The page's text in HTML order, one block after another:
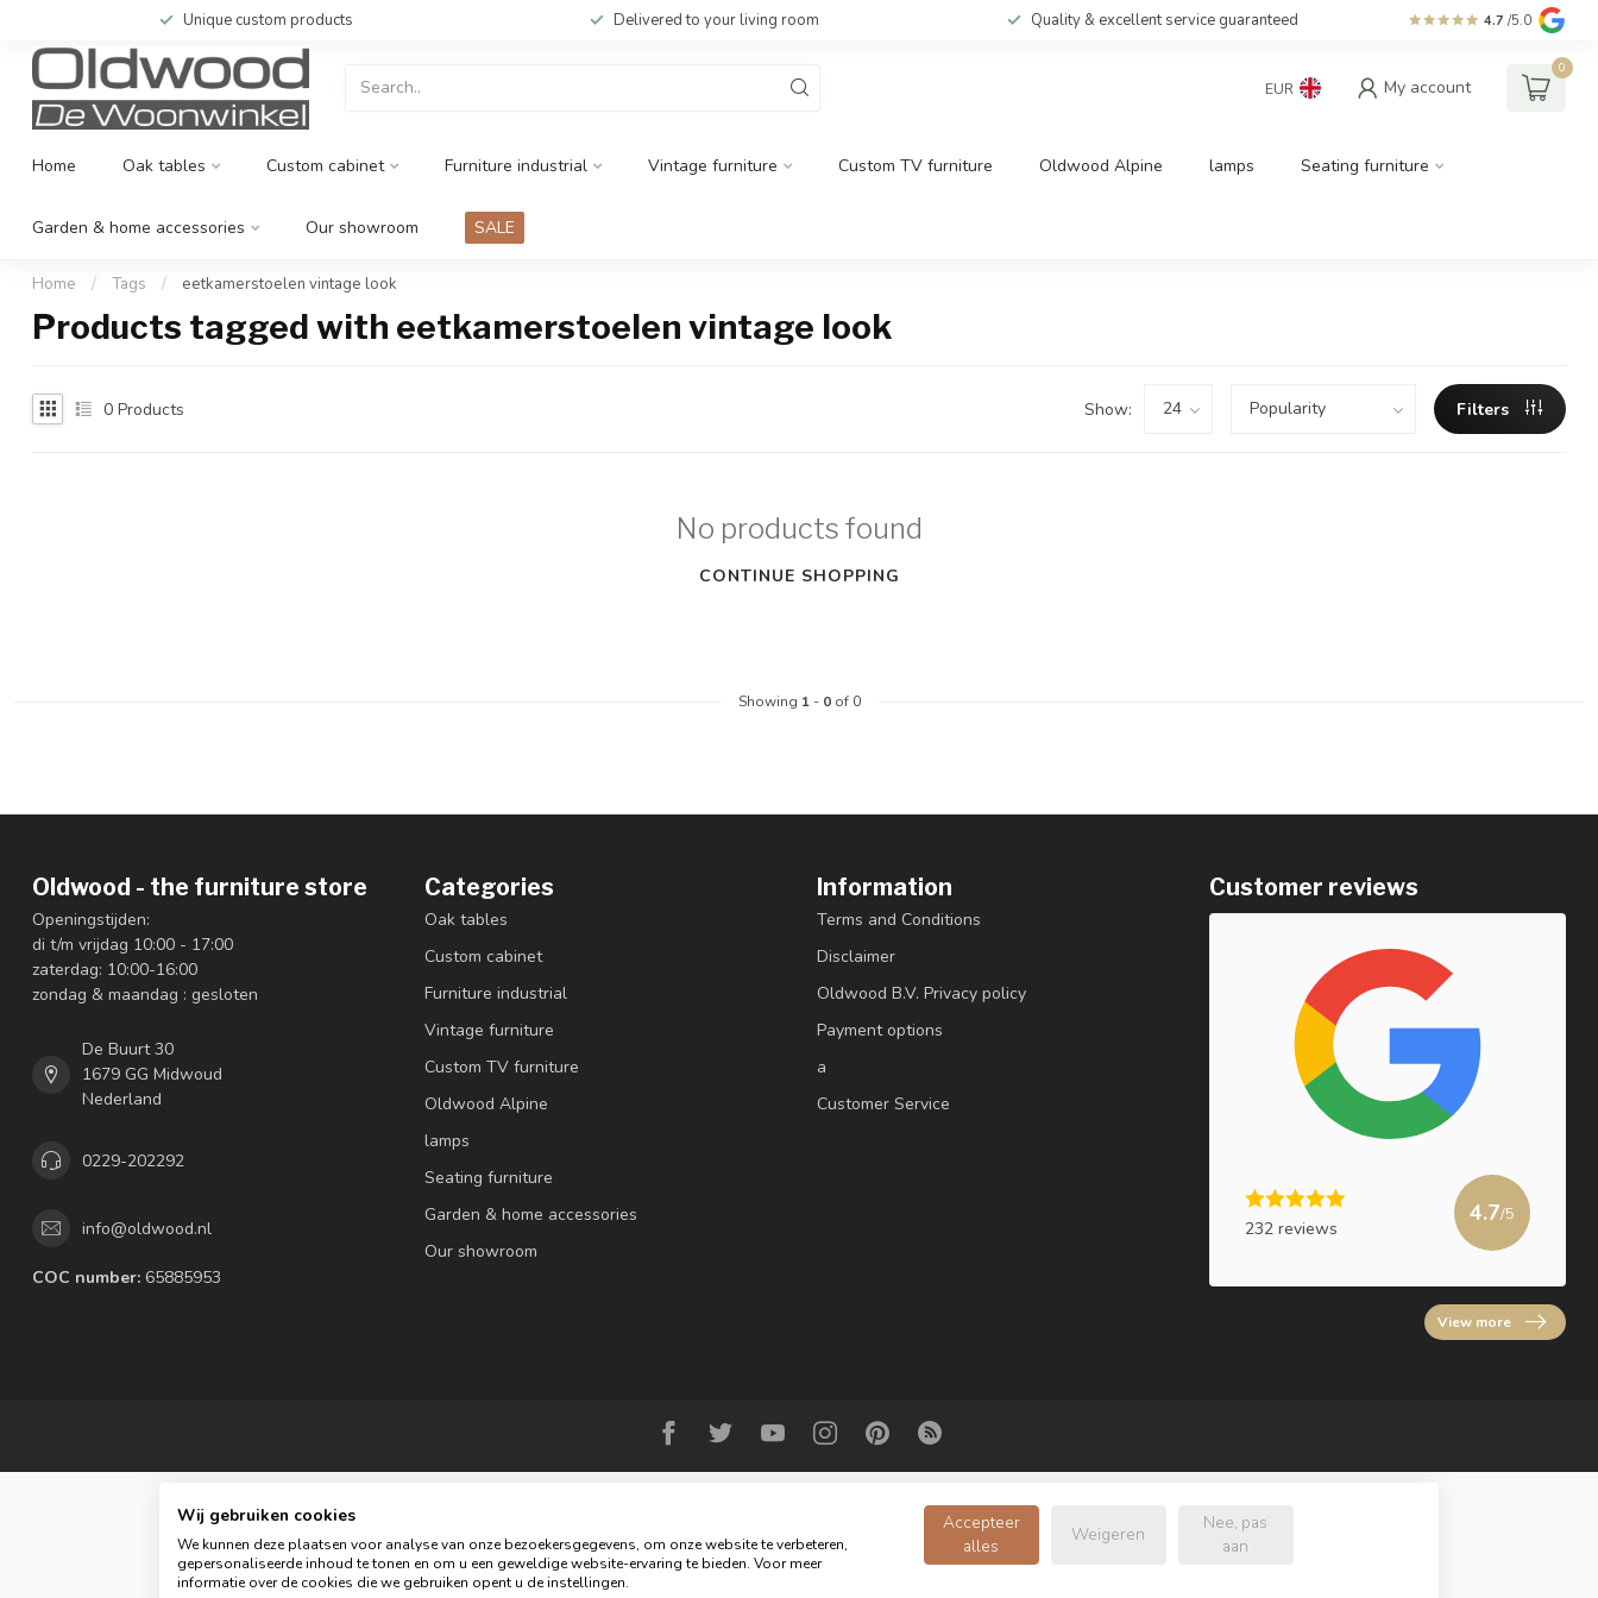
Unique custom products Delivered to your living room Quality & excellent service guaranteed 4.7 /5.0
EUR My account
0
Home Oak tables Custom cabinet Furniture industrial Vintage furniture Custom TV furniture Oldwood Alpine lamps Seating furniture
Garden & home accessories Our showroom SALE
Home / Tags / eetkamerstoelen vintage look
Products tagged with eetkamerstoelen vintage look
0 Products Show: Filters
No products found
CONTINUE SHOPPING
Showing 1- 0of 0
Oldwood - the furniture store
Openingstijden:
di t/m vrijdag 10:00 - 17:00
zaterdag: 10:00-16:00
zondag & maandag : gesloten
De Buurt 30
1679 GG Midwoud
Nederland
0229-202292
info@oldwood.nl
COC number: 65885953
Categories
Oak tables
Custom cabinet
Furniture industrial
Vintage furniture
Custom TV furniture
Oldwood Alpine
lamps
Seating furniture
Garden & home accessories
Our showroom
Information
Terms and Conditions
Disclaimer
Oldwood B.V. Privacy policy
Payment options
a
Customer Service
Customer reviews
232 reviews
4.7/5
View more
© Copyright 2026 Oldwood - the furniture store - Powered by
Wij gebruiken cookies
We kunnen deze plaatsen voor analyse van onze bezoekersgegevens, om onze website te verbeteren,
gepersonaliseerde inhoud te tonen en om u een geweldige website-ervaring te bieden. Voor meer
informatie over de cookies die we gebruiken opent u de instellingen.
Accepteer
alles
Weigeren
Nee, pas
aan